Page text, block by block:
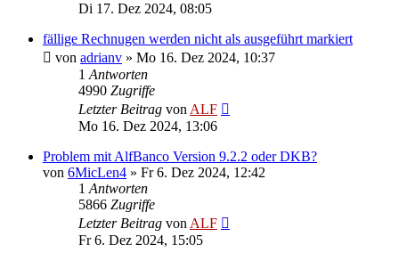
Di 17. Dez 2024, 08:05
fällige Rechnugen werden nicht als ausgeführt markiert
von adrianv » Mo 16. Dez 2024, 10:37
1 Antworten
4990 Zugriffe
Letzter Beitrag von ALF
Mo 16. Dez 2024, 13:06
Problem mit AlfBanco Version 9.2.2 oder DKB?
von 6MicLen4 » Fr 6. Dez 2024, 12:42
1 Antworten
5866 Zugriffe
Letzter Beitrag von ALF
Fr 6. Dez 2024, 15:05